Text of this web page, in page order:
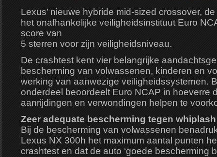
Lexus’ nieuwe hybride mid-sized crossover,
het onafhankelijke veiligheidsinstituut Euro
score van
5 sterren voor zijn veiligheidsniveau.
De crashtest kent vier belangrijke
bescherming van volwassenen, kinderen en
werking van aanwezige veiligheidssystemen.
onderdeel beoordeelt Euro NCAP in hoeverre
aanrijdingen en verwondingen helpen te
Zeer adequate bescherming tegen whiplash
Bij de bescherming van volwassenen
Lexus NX 300h het maximum aantal punten
crashtest en dat de auto ‘goede bescherming